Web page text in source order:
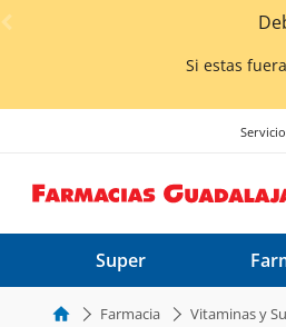
< div class="carousel-inner">
podrían verse afectados.
Si estas
Super
Farmacia Vitaminas y